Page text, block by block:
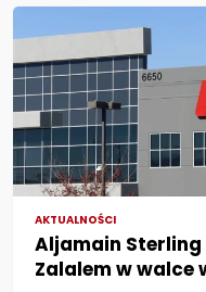
AKTUALNOŚCI
Aljamain Sterling
Zalalem w walce